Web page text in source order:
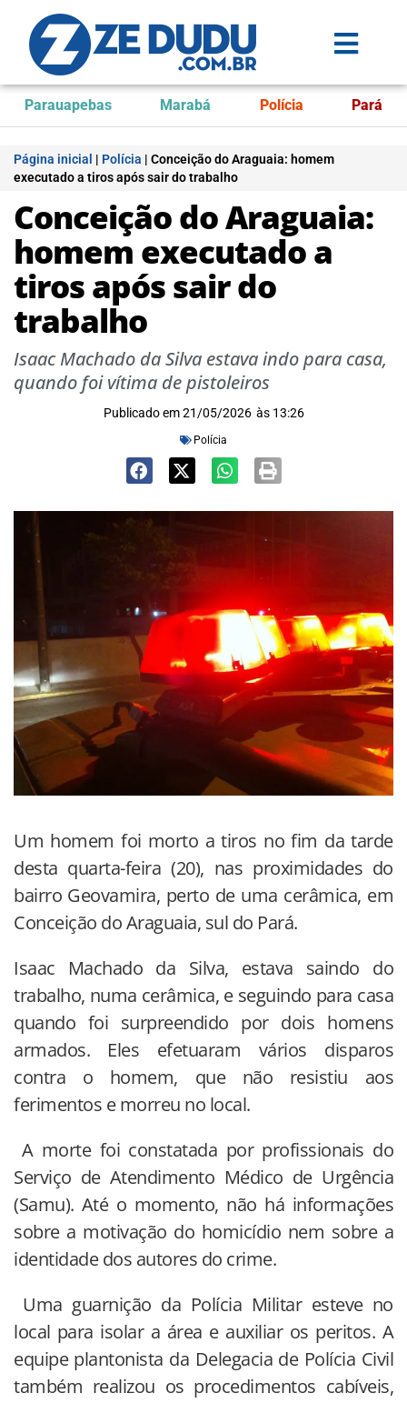
Parauapebas Marabá Polícia Pará
Página inicial | Polícia | Conceição do Araguaia: homem
executado a tiros após sair do trabalho
Conceição do Araguaia:
homem executado a
tiros após sair do
trabalho
Isaac Machado da Silva estava indo para casa,
quando foi vítima de pistoleiros
Publicado em 21/05/2026 às 13:26
Polícia
Um homem foi morto a tiros no fim da tarde
desta quarta-feira (20), nas proximidades do
bairro Geovamira, perto de uma cerâmica, em
Conceição do Araguaia, sul do Pará.
Isaac Machado da Silva, estava saindo do
trabalho, numa cerâmica, e seguindo para casa
quando foi surpreendido por dois homens
armados. Eles efetuaram vários disparos
contra o homem, que não resistiu aos
ferimentos e morreu no local.
A morte foi constatada por profissionais do
Serviço de Atendimento Médico de Urgência
(Samu). Até o momento, não há informações
sobre a motivação do homicídio nem sobre a
identidade dos autores do crime.
Uma guarnição da Polícia Militar esteve no
local para isolar a área e auxiliar os peritos. A
equipe plantonista da Delegacia de Polícia Civil
também realizou os procedimentos cabíveis,